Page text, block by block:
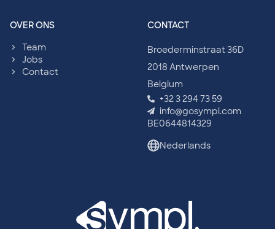
OVER ONS
Team
Jobs
Contact
CONTACT
Broederminstraat 36D
2018 Antwerpen
Belgium
+32 3 294 73 59
info@gosympl.com
BE0644814329
Nederlands